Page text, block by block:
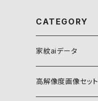
CATEGORY
家紋aiデータ
自然紋
高解像度画像セット